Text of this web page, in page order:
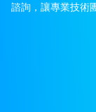
諮詢，讓專業技術